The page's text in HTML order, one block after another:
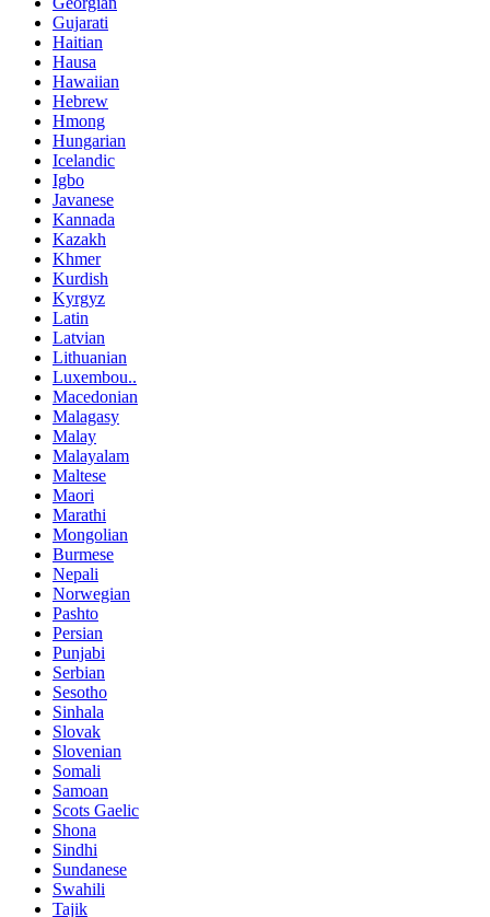
Gujarati
Haitian
Hausa
Hawaiian
Hebrew
Hmong
Hungarian
Icelandic
Igbo
Javanese
Kannada
Kazakh
Khmer
Kurdish
Kyrgyz
Latin
Latvian
Lithuanian
Luxembou..
Macedonian
Malagasy
Malay
Malayalam
Maltese
Maori
Marathi
Mongolian
Burmese
Nepali
Norwegian
Pashto
Persian
Punjabi
Serbian
Sesotho
Sinhala
Slovak
Slovenian
Somali
Samoan
Scots Gaelic
Shona
Sindhi
Sundanese
Swahili
Tajik